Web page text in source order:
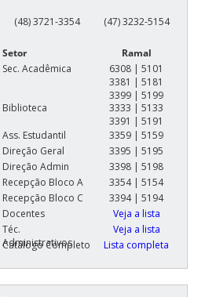
(48) 3721-3354 (47) 3232-5154
Setor
Ramal
Sec. Acadêmica
6308 | 5101
3381 | 5181
3399 | 5199
Biblioteca
3333 | 5133
3391 | 5191
Ass. Estudantil
3359 | 5159
Direção Geral
3395 | 5195
Direção Admin
3398 | 5198
Recepção Bloco A
3354 | 5154
Recepção Bloco C
3394 | 5194
Docentes
Veja a lista
Téc.
Administrativos
Veja a lista
Catálogo Completo
Lista completa